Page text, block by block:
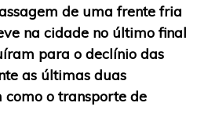
de uma frente fria
na cidade no último final
para o declínio das
as últimas duas
como o transporte de